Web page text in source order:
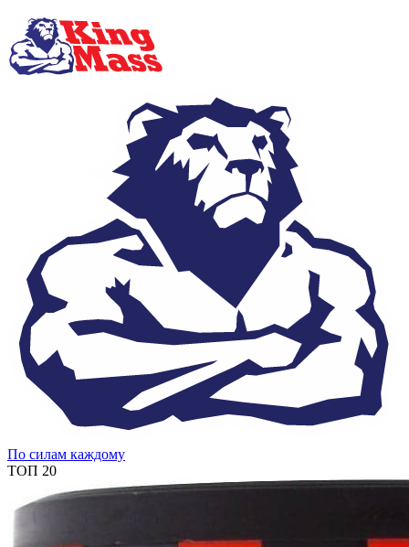
По силам каждому
ТОП 20